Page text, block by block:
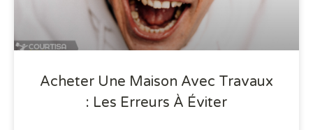
Acheter Une Maison Avec Travaux
: Les Erreurs À Éviter